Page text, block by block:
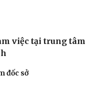
rời trên điện thoại?
cơ sở điện toán AI lớn
USD vì gây hại cho trẻ